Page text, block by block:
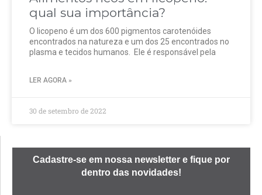
qual sua importância?
O licopeno é um dos 600 pigmentos carotenóides
encontrados na natureza e um dos 25 encontrados no
plasma e tecidos humanos. Ele é responsável pela
LER AGORA »
30 de setembro de 2022
Cadastre-se em nossa newsletter e fique por
dentro das novidades!